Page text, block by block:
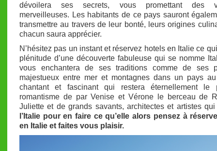
dévoilera ses secrets, vous promettant des
merveilleuses. Les habitants de ce pays sauront
transmettre au travers de leur bonté, leurs origines
chacun saura apprécier.
N’hésitez pas un instant et réservez hotels en Italie ce
plénitude d’une découverte fabuleuse qui se nomme
vous enchantera de ses traditions comme de ses
majestueux entre mer et montagnes dans un pays
chantant et fascinant qui restera éternellement le
romantisme de par Venise et Vérone le berceau de
Juliette et de grands savants, architectes et artistes
l’Italie pour en faire ce qu’elle alors pensez à
en Italie et faites vous plaisir.